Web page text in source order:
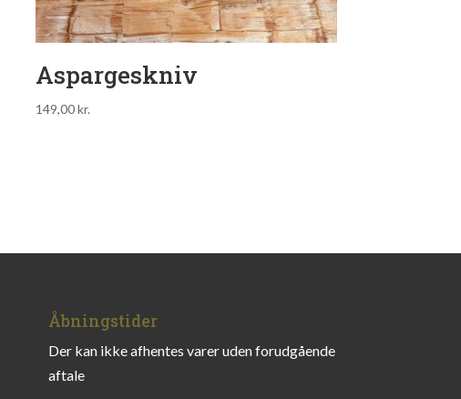
Aspargeskniv
149,00kr.
Åbningstider
Der kan ikke afhentes varer uden forudgående
aftale